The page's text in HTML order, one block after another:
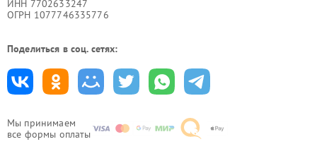
Мы принимаем
все формы оплаты
ИНН 7702633247
ОГРН 1077746335776
Поделиться в соц. сетях: